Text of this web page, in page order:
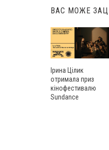
ВАС МОЖЕ
Ірина Цілик
отримала приз
кінофестивалю
Sundance